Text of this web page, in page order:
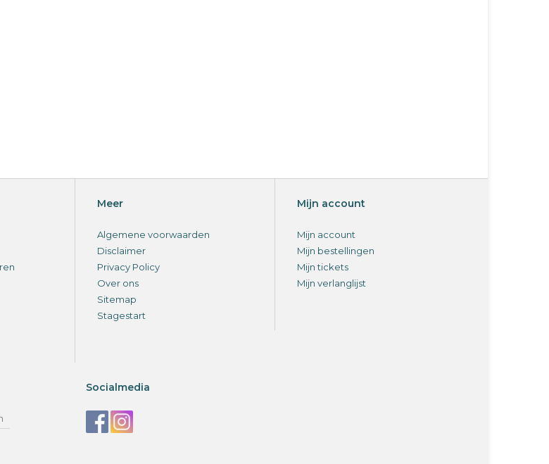
Meer
Algemene voorwaarden
Disclaimer
Privacy Policy
Over ons
Sitemap
Stagestart
Mijn account
Mijn account
Mijn bestellingen
Mijn tickets
Mijn verlanglijst
Socialmedia